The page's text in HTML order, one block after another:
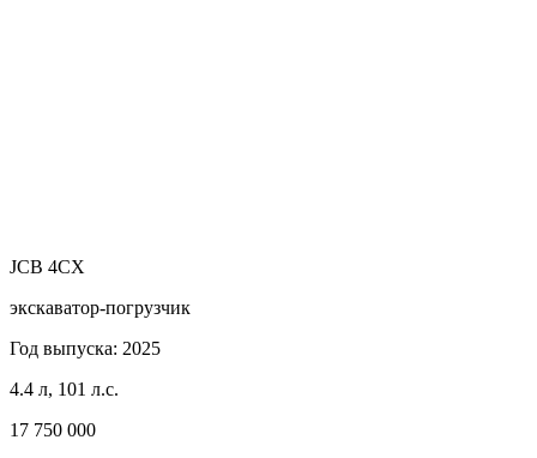
JCB 4CX
экскаватор-погрузчик
Год выпуска: 2025
4.4 л, 101 л.с.
17 750 000